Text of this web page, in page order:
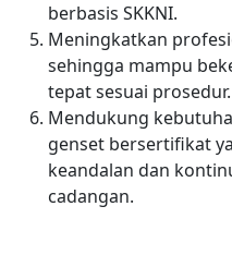
berbasis SKKNI.
Meningkatkan
sehingga mampu
tepat sesuai prosedur.
Mendukung
genset bersertifikat
keandalan dan
cadangan.